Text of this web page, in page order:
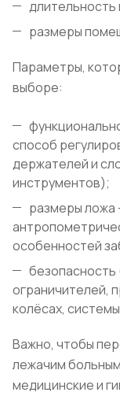
размеры
Параметры,
выборе:
способ
держателей и
инструментов);
размеры ложа
особенностей
безопасность
ограничителей,
колёсах,
Важно, чтобы
лежачим
медицинские и